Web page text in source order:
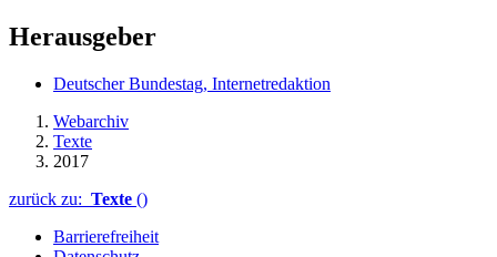
Herausgeber
Deutscher Bundestag, Internetredaktion
Webarchiv
Texte
2017
zurück zu: Texte ()
Barrierefreiheit